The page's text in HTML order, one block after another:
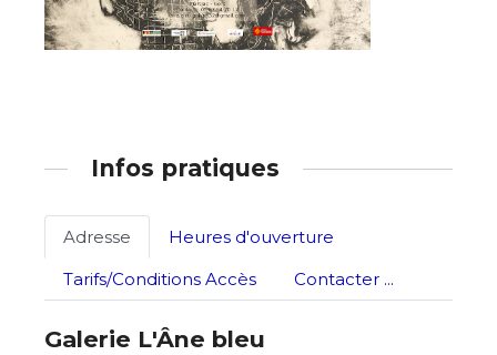
Infos pratiques
Adresse
Heures d'ouverture
Tarifs/Conditions Accès
Contacter ...
Galerie L'Âne bleu